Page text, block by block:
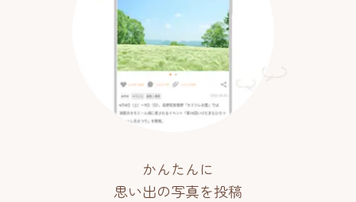
かんたんに
思い出の写真を投稿